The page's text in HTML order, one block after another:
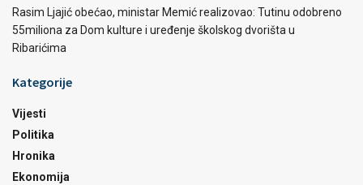
Rasim Ljajić obećao, ministar Memić realizovao: Tutinu odobreno
55miliona za Dom kulture i uređenje školskog dvorišta u
Ribarićima
Kategorije
Vijesti
Politika
Hronika
Ekonomija